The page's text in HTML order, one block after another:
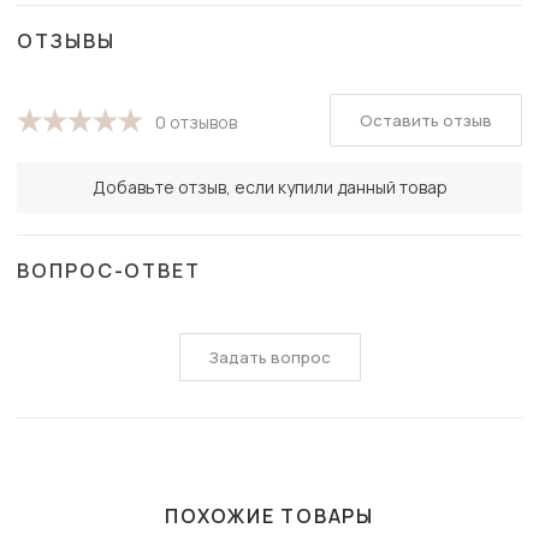
ОТЗЫВЫ
0 отзывов
Добавьте отзыв, если купили данный товар
Оставить отзыв
ВОПРОС-ОТВЕТ
Задать вопрос
ПОХОЖИЕ ТОВАРЫ